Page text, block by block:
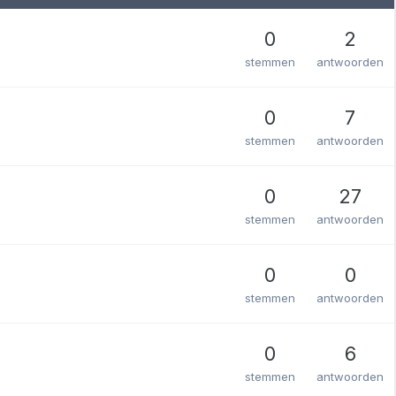
0
stemmen
2
antwoorden
0
stemmen
7
antwoorden
0
stemmen
27
antwoorden
0
stemmen
0
antwoorden
0
stemmen
6
antwoorden